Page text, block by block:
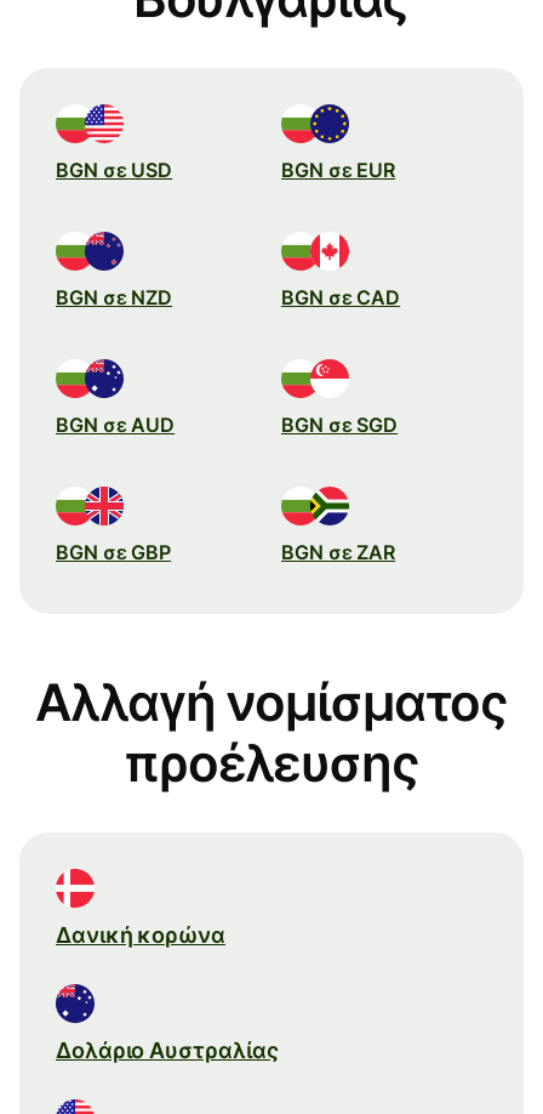
BGN σε USD BGN σε EUR
BGN σε NZD BGN σε CAD
BGN σε AUD BGN σε SGD
BGN σε GBP BGN σε ZAR
Αλλαγή νομίσματος
προέλευσης
Δανική κορώνα
Δολάριο Αυστραλίας